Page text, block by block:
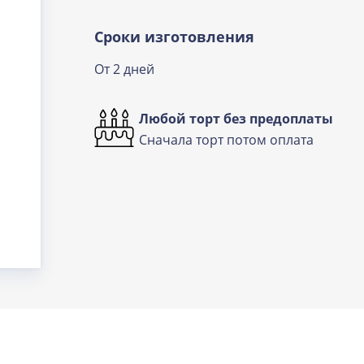
Сроки изготовления
От 2 дней
Любой торт без предоплаты
Сначала торт потом оплата